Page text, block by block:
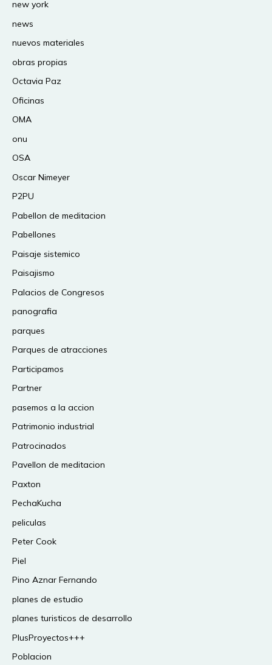
new york
news
nuevos materiales
obras propias
Octavia Paz
Oficinas
OMA
onu
OSA
Oscar Nimeyer
P2PU
Pabellon de meditacion
Pabellones
Paisaje sistemico
Paisajismo
Palacios de Congresos
panografia
parques
Parques de atracciones
Participamos
Partner
pasemos a la accion
Patrimonio industrial
Patrocinados
Pavellon de meditacion
Paxton
PechaKucha
peliculas
Peter Cook
Piel
Pino Aznar Fernando
planes de estudio
planes turisticos de desarrollo
PlusProyectos+++
Poblacion